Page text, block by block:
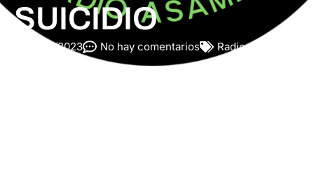
SUICIDIO
11/12/2023 No hay comentarios Radio Asamec